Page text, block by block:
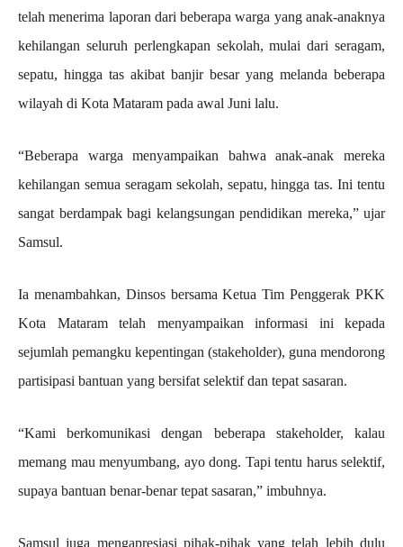
telah menerima laporan dari beberapa warga yang anak-anaknya
kehilangan seluruh perlengkapan sekolah, mulai dari seragam,
sepatu, hingga tas akibat banjir besar yang melanda beberapa
wilayah di Kota Mataram pada awal Juni lalu.
“Beberapa warga menyampaikan bahwa anak-anak mereka
kehilangan semua seragam sekolah, sepatu, hingga tas. Ini tentu
sangat berdampak bagi kelangsungan pendidikan mereka,” ujar
Samsul.
Ia menambahkan, Dinsos bersama Ketua Tim Penggerak PKK
Kota Mataram telah menyampaikan informasi ini kepada
sejumlah pemangku kepentingan (stakeholder), guna mendorong
partisipasi bantuan yang bersifat selektif dan tepat sasaran.
“Kami berkomunikasi dengan beberapa stakeholder, kalau
memang mau menyumbang, ayo dong. Tapi tentu harus selektif,
supaya bantuan benar-benar tepat sasaran,” imbuhnya.
Samsul juga mengapresiasi pihak-pihak yang telah lebih dulu